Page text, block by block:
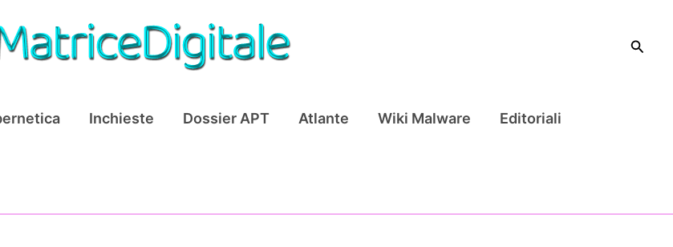
Cerca
Inchieste Dossier APT Atlante Wiki Malware Editoriali